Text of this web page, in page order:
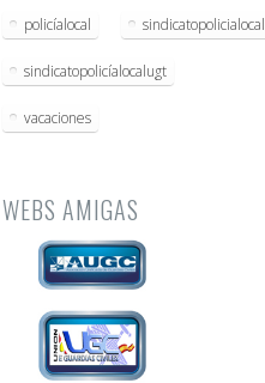
policíalocal sindicatopolicialocal
sindicatopolicíalocalugt
vacaciones
WEBS AMIGAS